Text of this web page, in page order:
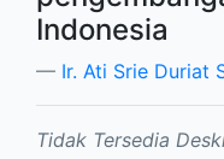
Indonesia
Ir. Ati Srie Duriat
Tidak Tersedia